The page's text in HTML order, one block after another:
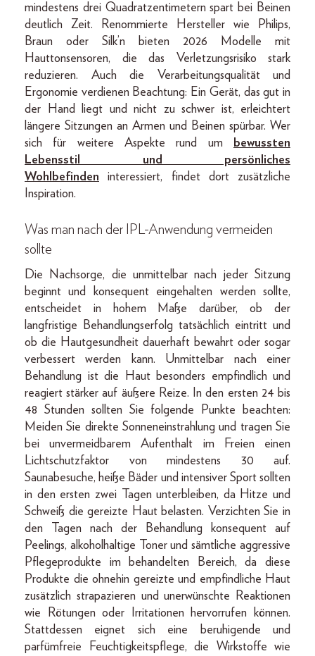
mindestens drei Quadratzentimetern spart bei Beinen
deutlich Zeit. Renommierte Hersteller wie Philips,
Braun oder Silk’n bieten 2026 Modelle mit
Hauttonsensoren, die das Verletzungsrisiko stark
reduzieren. Auch die Verarbeitungsqualität und
Ergonomie verdienen Beachtung: Ein Gerät, das gut in
der Hand liegt und nicht zu schwer ist, erleichtert
längere Sitzungen an Armen und Beinen spürbar. Wer
sich für weitere Aspekte rund um
bewussten
Lebensstil und persönliches
Wohlbefinden interessiert, findet dort zusätzliche
Inspiration.
Was man nach der IPL-Anwendung vermeiden
sollte
Die Nachsorge, die unmittelbar nach jeder Sitzung
beginnt und konsequent eingehalten werden sollte,
entscheidet in hohem Maße darüber, ob der
langfristige Behandlungserfolg tatsächlich eintritt und
ob die Hautgesundheit dauerhaft bewahrt oder sogar
verbessert werden kann. Unmittelbar nach einer
Behandlung ist die Haut besonders empfindlich und
reagiert stärker auf äußere Reize. In den ersten 24 bis
48 Stunden sollten Sie folgende Punkte beachten:
Meiden Sie direkte Sonneneinstrahlung und tragen Sie
bei unvermeidbarem Aufenthalt im Freien einen
Lichtschutzfaktor von mindestens 30 auf.
Saunabesuche, heiße Bäder und intensiver Sport sollten
in den ersten zwei Tagen unterbleiben, da Hitze und
Schweiß die gereizte Haut belasten. Verzichten Sie in
den Tagen nach der Behandlung konsequent auf
Peelings, alkoholhaltige Toner und sämtliche aggressive
Pflegeprodukte im behandelten Bereich, da diese
Produkte die ohnehin gereizte und empfindliche Haut
zusätzlich strapazieren und unerwünschte Reaktionen
wie Rötungen oder Irritationen hervorrufen können.
Stattdessen eignet sich eine beruhigende und
parfümfreie Feuchtigkeitspflege, die Wirkstoffe wie